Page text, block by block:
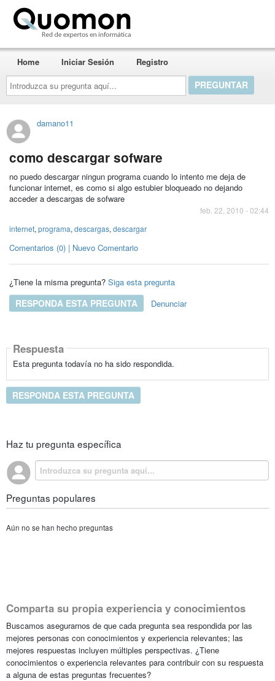
Introduzca
su
pregunta
aquí...
Home Iniciar Sesión Registro
damano11
como descargar sofware
no puedo descargar ningun programa cuando lo intento me deja de
funcionar internet, es como si algo estubier bloqueado no dejando
acceder a descargas de sofware
feb. 22, 2010 - 02:44
internet, programa, descargas, descargar
Comentarios (0) | Nuevo Comentario
¿Tiene la misma pregunta? Siga esta pregunta
RESPONDA ESTA PREGUNTA Denunciar
Respuesta
Esta pregunta todavía no ha sido respondida.
RESPONDA ESTA PREGUNTA
Haz tu pregunta específica
Preguntas populares
Aún no se han hecho preguntas
Comparta su propia experiencia y conocimientos
Buscamos asegurarnos de que cada pregunta sea respondida por las
mejores personas con conocimientos y experiencia relevantes; las
mejores respuestas incluyen múltiples perspectivas. ¿Tiene
conocimientos o experiencia relevantes para contribuir con su respuesta
a alguna de estas preguntas frecuentes?